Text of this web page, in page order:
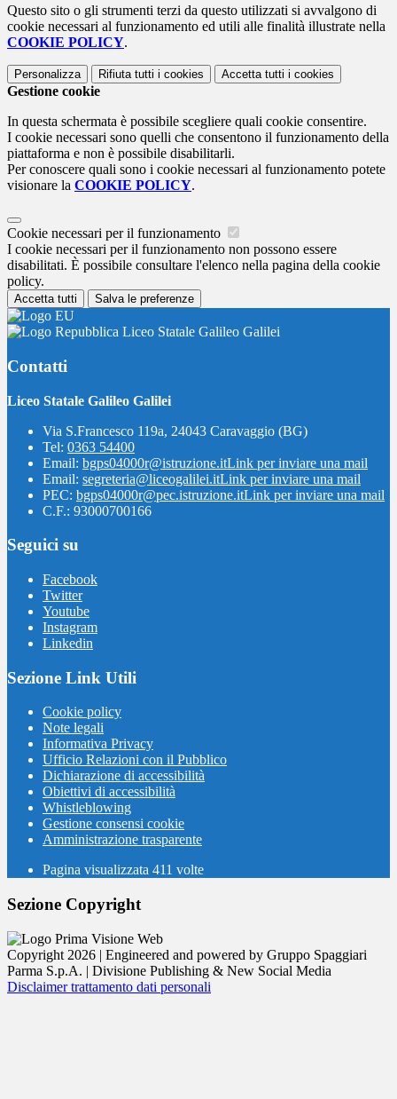
Questo sito o gli strumenti terzi da questo utilizzati si avvalgono di
cookie necessari al funzionamento ed utili alle finalità illustrate nella
COOKIE POLICY.
Personalizza Rifiuta tutti i cookies Accetta tutti i cookies
Gestione cookie
In questa schermata è possibile scegliere quali cookie consentire.
I cookie necessari sono quelli che consentono il funzionamento della
piattaforma e non è possibile disabilitarli.
Per conoscere quali sono i cookie necessari al funzionamento potete
visionare la COOKIE POLICY.
Cookie necessari per il funzionamento
I cookie necessari per il funzionamento non possono essere
disabilitati. È possibile consultare l'elenco nella pagina della cookie
policy.
Accetta tutti Salva le preferenze
Liceo Statale Galileo Galilei
Contatti
Liceo Statale Galileo Galilei
Via S.Francesco 119a, 24043 Caravaggio (BG)
Tel: 0363 54400
Email: bgps04000r@istruzione.itLink per inviare una mail
Email: segreteria@liceogalilei.itLink per inviare una mail
PEC: bgps04000r@pec.istruzione.itLink per inviare una mail
C.F.: 93000700166
Seguici su
Facebook
Twitter
Youtube
Instagram
Linkedin
Sezione Link Utili
Cookie policy
Note legali
Informativa Privacy
Ufficio Relazioni con il Pubblico
Dichiarazione di accessibilità
Obiettivi di accessibilità
Whistleblowing
Gestione consensi cookie
Amministrazione trasparente
Pagina visualizzata 411 volte
Sezione Copyright
Copyright 2026 | Engineered and powered by Gruppo Spaggiari
Parma S.p.A. | Divisione Publishing & New Social Media
Disclaimer trattamento dati personali